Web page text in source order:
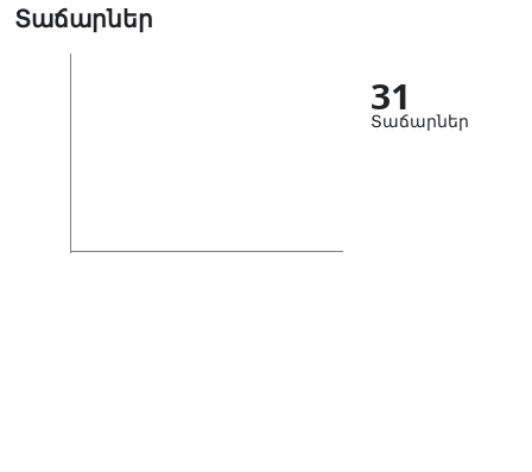
Տաճարներ
31
Տաճարներ